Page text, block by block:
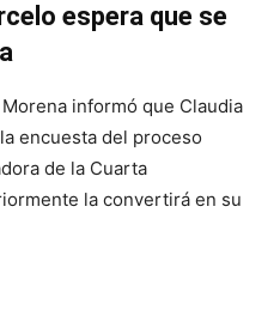
espera que se
informó que Claudia
encuesta del proceso
de la Cuarta
la convertirá en su